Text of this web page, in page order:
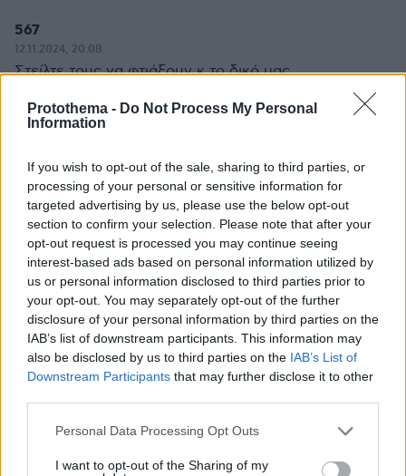
Protothema - Do Not Process My Personal
Information
If you wish to opt-out of the sale, sharing to third parties, or
processing of your personal or sensitive information for
targeted advertising by us, please use the below opt-out
section to confirm your selection. Please note that after your
opt-out request is processed you may continue seeing
interest-based ads based on personal information utilized by
us or personal information disclosed to third parties prior to
your opt-out. You may separately opt-out of the further
disclosure of your personal information by third parties on the
IAB’s list of downstream participants. This information may
also be disclosed by us to third parties on the IAB’s List of
Downstream Participants that may further disclose it to other
Please note that this website/app uses one or more Google
not limited to your visit or usage behaviour. You may click to
Personal Data Processing Opt Outs
I want to opt-out of the Sharing of my
567
12.11.2024, 20:08
Στείλτε τους να φτιάξουν κ το δικό μας
ψευδοκράτος
12.11.2024, 18:44
Δεν βάλανε μυαλό από τις βουτιές στο Άμστερνταμ.
Την Πέμπτη έχει Γαλλία - Ισραήλ, θα νιώσουν πάλι την
"αγάπη" της Δύσης.
Μπα!
12.11.2024, 19:15
Ξαναρχίσατε, το ΣΚΟΥΞΙΜΟ;;;😂😂😂
ΑΠΑΝΤΗΣΗ
Οσο να ‘ναι…